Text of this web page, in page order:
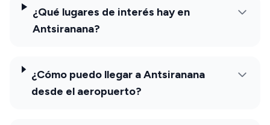
¿Qué lugares de interés hay en
Antsiranana?
¿Cómo puedo llegar a Antsiranana
desde el aeropuerto?